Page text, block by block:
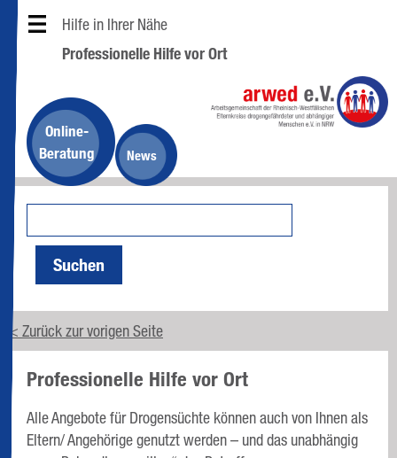
Hilfe in Ihrer Nähe
Professionelle Hilfe vor Ort
Online-
Beratung
News
Suchen
< Zurück zur vorigen Seite
Professionelle Hilfe vor Ort
Alle Angebote für Drogensüchte können auch von Ihnen als
Eltern/ Angehörige genutzt werden – und das unabhängig